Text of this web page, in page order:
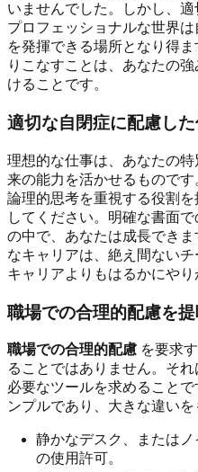
いませんでした。しかし、適
プロフェッショナルな世界
を発揮できる場所となり得ま
りこなすことは、あなたの
けることです。
適切な自閉症に配慮し
理想的な仕事は、あなたの
来の能力を活かせるものです
論理的思考を重視する役割
してください。明確な書面
の中で、あなたは成長でき
なキャリアは、絶え間ない
キャリアよりもはるかにやり
職場での合理的配慮を
職場での合理的配慮 を要求
ることではありません。そ
必要なツールを求めること
ンプルであり、大きな違いを
静かなデスク、または
の使用許可。